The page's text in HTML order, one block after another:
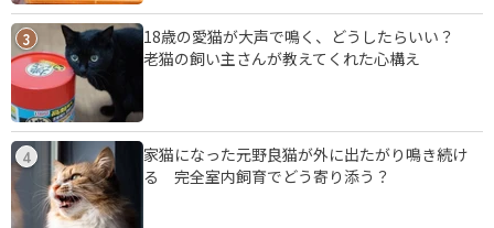
3
18歳の愛猫が大声で鳴く、どうしたらいい？
老猫の飼い主さんが教えてくれた心構え
4
家猫になった元野良猫が外に出たがり鳴き続け
る 完全室内飼育でどう寄り添う？